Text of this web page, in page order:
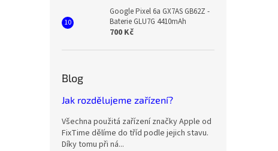
Google Pixel 6a GX7AS GB62Z -
Baterie GLU7G 4410mAh
700 Kč
Blog
Jak rozdělujeme zařízení?
Všechna použitá zařízení značky Apple od
FixTime dělíme do tříd podle jejich stavu.
Díky tomu při ná...